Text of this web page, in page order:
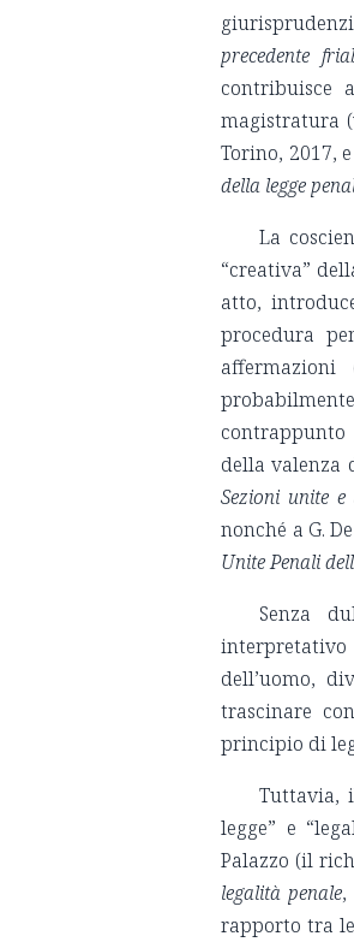
precedente
contribuisce
magistratura
Torino, 2017,
della legge
La
“creativa”
atto,
procedura
contrappunto
della valenza
Sezioni unite e
nonché a G.
Unite Penali
Senza
dell’uomo,
trascinare
principio di
Tuttavia,
legge” e
Palazzo (il
legalità penale,
rapporto tra